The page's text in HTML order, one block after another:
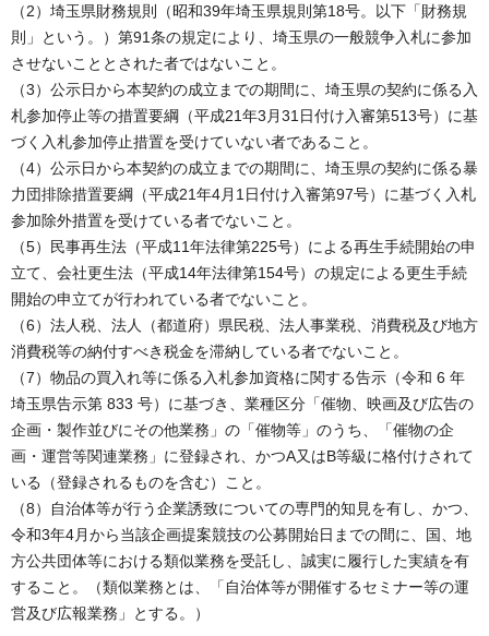
（2）埼玉県財務規則（昭和39年埼玉県規則第18号。以下「財務規
則」という。）第91条の規定により、埼玉県の一般競争入札に参加
させないこととされた者ではないこと。
（3）公示日から本契約の成立までの期間に、埼玉県の契約に係る入
札参加停止等の措置要綱（平成21年3月31日付け入審第513号）に基
づく入札参加停止措置を受けていない者であること。
（4）公示日から本契約の成立までの期間に、埼玉県の契約に係る暴
力団排除措置要綱（平成21年4月1日付け入審第97号）に基づく入札
参加除外措置を受けている者でないこと。
（5）民事再生法（平成11年法律第225号）による再生手続開始の申
立て、会社更生法（平成14年法律第154号）の規定による更生手続
開始の申立てが行われている者でないこと。
（6）法人税、法人（都道府）県民税、法人事業税、消費税及び地方
消費税等の納付すべき税金を滞納している者でないこと。
（7）物品の買入れ等に係る入札参加資格に関する告示（令和 6 年
埼玉県告示第 833 号）に基づき、業種区分「催物、映画及び広告の
企画・製作並びにその他業務」の「催物等」のうち、「催物の企
画・運営等関連業務」に登録され、かつA又はB等級に格付けされて
いる（登録されるものを含む）こと。
（8）自治体等が行う企業誘致についての専門的知見を有し、かつ、
令和3年4月から当該企画提案競技の公募開始日までの間に、国、地
方公共団体等における類似業務を受託し、誠実に履行した実績を有
すること。（類似業務とは、「自治体等が開催するセミナー等の運
営及び広報業務」とする。）